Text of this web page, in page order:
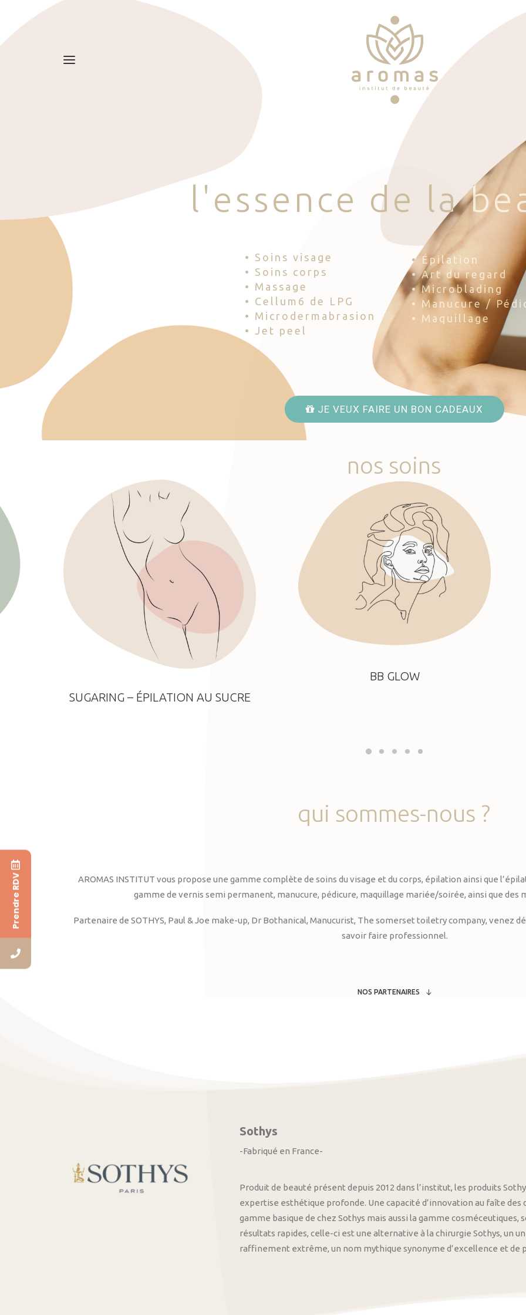
l 'esse nce d e la be
• Soins visage
• Soins corps
• Massage
• Cellum6 de LPG
• Microdermabrasion
• Jet peel
• Épilation
• Art du regard
• Microblading
• Manucure /
• Maquillage
JE VEUX FAIRE UN BON CADEAUX
nos soins
SUGARING – ÉPILATION AU SUCRE
BB GLOW
qui sommes-nous ?
AROMAS INSTITUT vous propose une gamme complète de soins du visage et du corps, épilation ainsi que
gamme de vernis semi permanent, manucure, pédicure, maquillage mariée/soirée, ainsi que des
Partenaire de SOTHYS, Paul & Joe make-up, Dr Bothanical, Manucurist, The somerset toiletry company, venez
savoir faire professionnel.
NOS PARTENAIRES
Sothys
-Fabriqué en France-
Produit de beauté présent depuis 2012 dans l’institut, les produits
expertise esthétique profonde. Une capacité d’innovation au faîte
gamme basique de chez Sothys mais aussi la gamme
résultats rapides, celle-ci est une alternative à la chirurgie Sothys, un
raffinement extrême, un nom mythique synonyme d’excellence et de
Prendre RDV